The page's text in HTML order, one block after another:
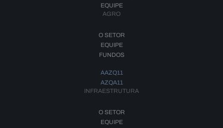
EQUIPE
AGRO
O SETOR
EQUIPE
FUNDOS
AAZQ11
AZQA11
INFRAESTRUTURA
O SETOR
EQUIPE